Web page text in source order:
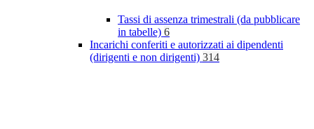
Tassi di assenza trimestrali (da pubblicare
in tabelle) 6
Incarichi conferiti e autorizzati ai dipendenti
(dirigenti e non dirigenti) 314